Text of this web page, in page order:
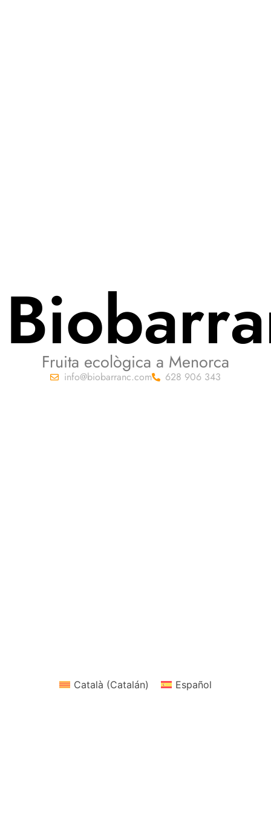
Fruita ecològica a Menorca
info@biobarranc.com 628 906 343
Català (Catalán) Español